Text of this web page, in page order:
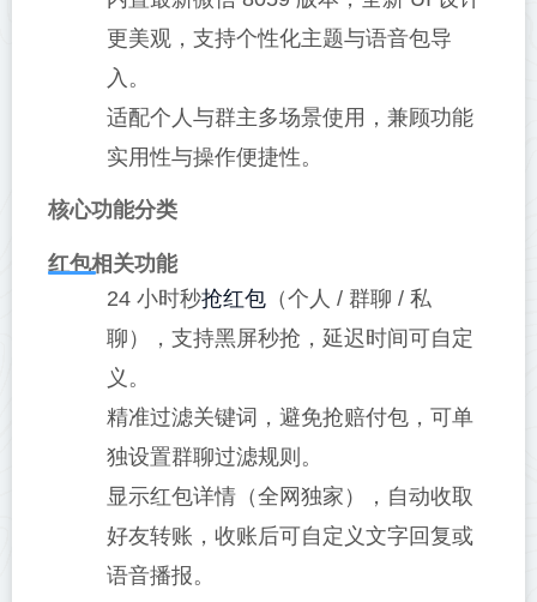
更美观，支持个性化主题与语音包导
入。
适配个人与群主多场景使用，兼顾功能
实用性与操作便捷性。
核心功能分类
红包相关功能
24 小时秒抢红包 （个人 / 群聊 / 私
聊），支持黑屏秒抢，延迟时间可自定
义。
精准过滤关键词，避免抢赔付包，可单
独设置群聊过滤规则。
显示红包详情（全网独家），自动收取
好友转账，收账后可自定义文字回复或
语音播报。